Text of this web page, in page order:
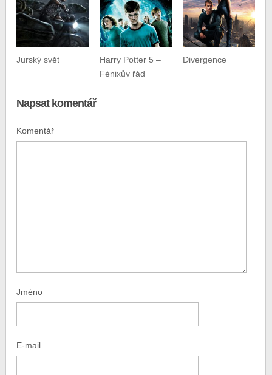
Jurský svět
Harry Potter 5 –
Fénixův řád
Divergence
Napsat komentář
Komentář
Jméno
E-mail